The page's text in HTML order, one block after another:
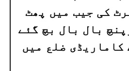
کی جیب میں پھٹ
بال بال بچ گئے
کاماریڈی ضلع میں